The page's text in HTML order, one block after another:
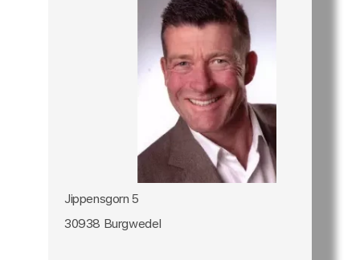
Jippensgorn 5
30938 Burgwedel